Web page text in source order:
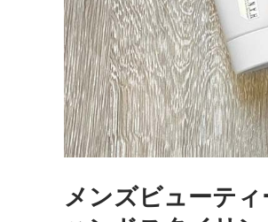
メンズビューティ